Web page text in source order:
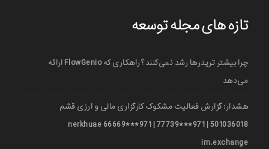
تازه های مجله توسعه
چرا بیشتر تریدرها رشد نمی‌کنند؟ راهکاری که FlowGenio ارائه
می‌دهد
هشدار: گزارش فعالیت مشکوک کارگزاری مالی و ارزی قشم
501036018 | 971***77739 | 971***66669 nerkhuae
irn.exchange